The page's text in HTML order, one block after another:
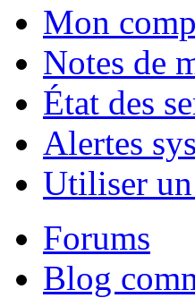
Mon
Notes de
État des
Alertes
Utiliser
Forums
Blog